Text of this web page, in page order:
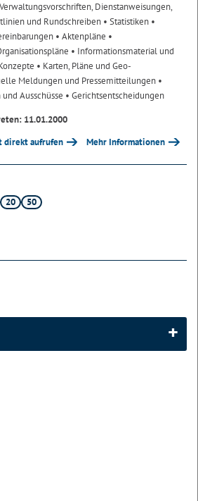
Dienstanweisungen,
und Rundschreiben • Statistiken •
• Aktenpläne •
• Informationsmaterial und
• Karten, Pläne und Geo-
Meldungen und Pressemitteilungen •
Ausschüsse • Gerichtsentscheidungen
11.01.2000
direkt aufrufen Mehr Informationen
20 50